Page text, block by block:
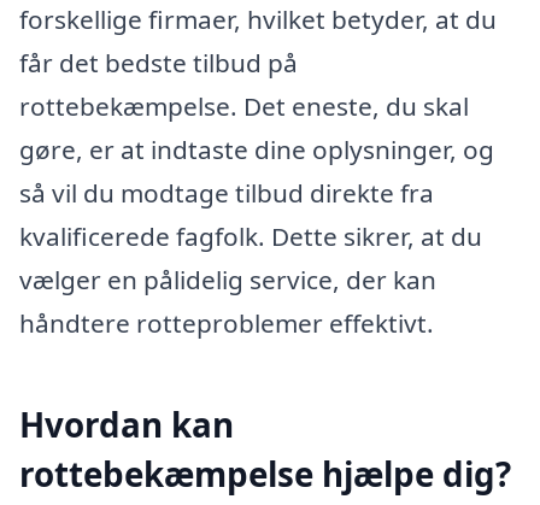
forskellige firmaer, hvilket betyder, at du
får det bedste tilbud på
rottebekæmpelse. Det eneste, du skal
gøre, er at indtaste dine oplysninger, og
så vil du modtage tilbud direkte fra
kvalificerede fagfolk. Dette sikrer, at du
vælger en pålidelig service, der kan
håndtere rotteproblemer effektivt.
Hvordan kan
rottebekæmpelse hjælpe dig?